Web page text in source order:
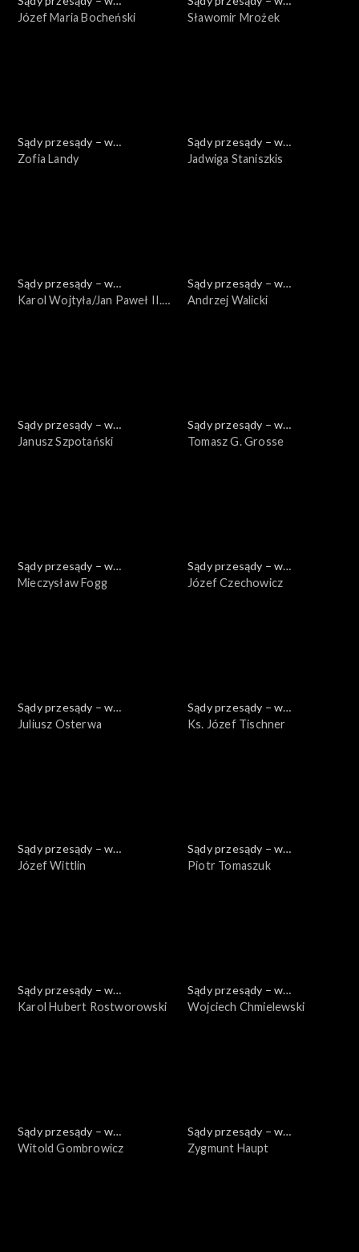
powiększeniu
Józef Maria Bocheński
powiększeniu
Sławomir Mrożek
Sądy przesądy – w
powiększeniu
Zofia Landy
Sądy przesądy – w
powiększeniu
Jadwiga Staniszkis
Sądy przesądy – w
powiększeniu
Karol Wojtyła/Jan Paweł II.
Sądy przesądy – w
powiększeniu
Andrzej Walicki
Sądy przesądy – w
powiększeniu
Janusz Szpotański
Sądy przesądy – w
powiększeniu
Tomasz G. Grosse
Sądy przesądy – w
powiększeniu
Mieczysław Fogg
Sądy przesądy – w
powiększeniu
Józef Czechowicz
Sądy przesądy – w
powiększeniu
Juliusz Osterwa
Sądy przesądy – w
powiększeniu
Ks. Józef Tischner
Sądy przesądy – w
powiększeniu
Józef Wittlin
Sądy przesądy – w
powiększeniu
Piotr Tomaszuk
Sądy przesądy – w
powiększeniu
Karol Hubert Rostworowski
Sądy przesądy – w
powiększeniu
Wojciech Chmielewski
Sądy przesądy – w
powiększeniu
Witold Gombrowicz
Sądy przesądy – w
powiększeniu
Zygmunt Haupt